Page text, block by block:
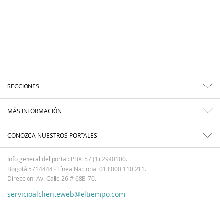
SECCIONES
MÁS INFORMACIÓN
CONOZCA NUESTROS PORTALES
Info general del portal: PBX: 57 (1) 2940100.
Bogotá 5714444 - Línea Nacional 01 8000 110 211.
Dirección: Av. Calle 26 # 68B-70.
servicioalclienteweb@eltiempo.com